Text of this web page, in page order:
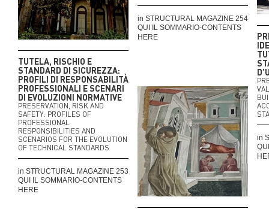
in STRUCTURAL MAGAZINE 254
QUI IL SOMMARIO-CONTENTS
HERE
in
TUTELA, RISCHIO E
STANDARD DI SICUREZZA:
PROFILI DI RESPONSABILITÀ
PROFESSIONALI E SCENARI
DI EVOLUZIONI NORMATIVE
PRESERVATION, RISK AND
SAFETY: PROFILES OF
PROFESSIONAL
RESPONSIBILITIES AND
SCENARIOS FOR THE EVOLUTION
OF TECHNICAL STANDARDS
in STRUCTURAL MAGAZINE 253
QUI IL SOMMARIO-CONTENTS
HERE